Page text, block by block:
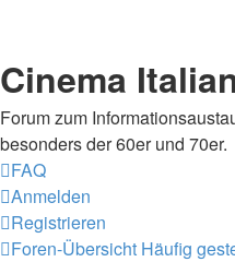
Cinema
Forum zum
besonders der 60er und 70er.
FAQ
Anmelden
Registrieren
Foren-Übersicht Häufig